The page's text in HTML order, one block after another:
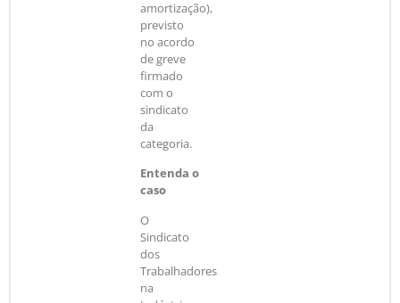
amortização),
previsto
no acordo
de greve
firmado
com o
sindicato
da
categoria.
Entenda o
caso
O
Sindicato
dos
Trabalhadores
na